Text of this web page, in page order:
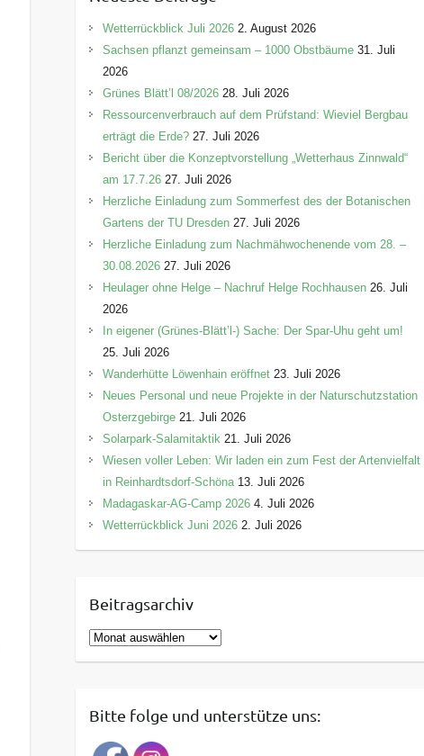
g
o
r
e
n
Wetterrückblick Juli 2026 2. August 2026
Sachsen pflanzt gemeinsam – 1000 Obstbäume 31. Juli
2026
Grünes Blätt’l 08/2026 28. Juli 2026
Ressourcenverbrauch auf dem Prüfstand: Wieviel Bergbau
erträgt die Erde? 27. Juli 2026
Bericht über die Konzeptvorstellung „Wetterhaus Zinnwald“
am 17.7.26 27. Juli 2026
Herzliche Einladung zum Sommerfest des der Botanischen
Gartens der TU Dresden 27. Juli 2026
Herzliche Einladung zum Nachmähwochenende vom 28. –
30.08.2026 27. Juli 2026
Heulager ohne Helge – Nachruf Helge Rochhausen 26. Juli
2026
In eigener (Grünes-Blätt’l-) Sache: Der Spar-Uhu geht um!
25. Juli 2026
Wanderhütte Löwenhain eröffnet 23. Juli 2026
Neues Personal und neue Projekte in der Naturschutzstation
Osterzgebirge 21. Juli 2026
Solarpark-Salamitaktik 21. Juli 2026
Wiesen voller Leben: Wir laden ein zum Fest der Artenvielfalt
in Reinhardtsdorf-Schöna 13. Juli 2026
Madagaskar-AG-Camp 2026 4. Juli 2026
Wetterrückblick Juni 2026 2. Juli 2026
Beitragsarchiv
B
e
rBitte folge und unterstütze uns: